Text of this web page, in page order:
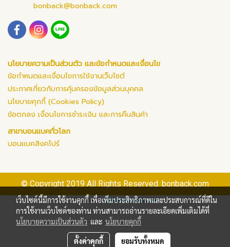
bonback@bonback.com
นโยบายความเป็นส่วนตัว และข้อกำหนดและเงื่อนไข
ข้อกำหนดและเงื่อนไขการใช้งานเว็บไซต์
ประกาศเกี่ยวกับการคุ้มครองข้อมูลส่วนบุคคล
นโยบายคุกกี้ (Cookies Policy)
ข้อตกลง เงื่อนไขการชำระเงิน และการคืนสินค้า
สาขาบอนแบคทั่วโลก
บอนแบคสิงคโปร์
© Copyright 2019 All Rights Reserved. bonback.com
Powered byMakeWebEasy.com
เว็บไซต์นี้มีการใช้งานคุกกี้ เพื่อเพิ่มประสิทธิภาพและประสบการณ์ที่ดีใน
การใช้งานเว็บไซต์ของท่าน ท่านสามารถอ่านรายละเอียดเพิ่มเติมได้ที่
นโยบายความเป็นส่วนตัว และ นโยบายคุกกี้
ตั้งค่าคุกกี้ ยอมรับทั้งหมด